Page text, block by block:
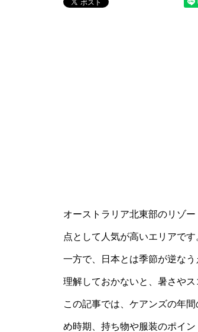
オーストラリア北東部のリゾ
点として人気が高いエリアです
一方で、日本とは季節が逆な
理解しておかないと、暑さやス
この記事では、ケアンズの年
め時期、持ち物や服装のポイ